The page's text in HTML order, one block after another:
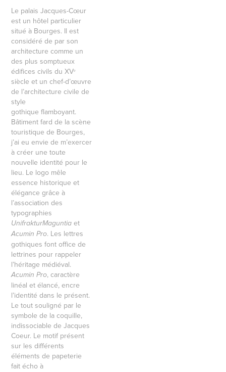
Le palais Jacques-Cœur
est un hôtel particulier
situé à Bourges. Il est
considéré de par son
architecture comme un
des plus somptueux
édifices civils du XVᵉ
siècle et un chef-d’œuvre
de l’architecture civile de
style
gothique flamboyant.
Bâtiment fard de la scène
touristique de Bourges,
j’ai eu envie de m’exercer
à créer une toute
nouvelle identité pour le
lieu. Le logo mêle
essence historique et
élégance grâce à
l’association des
typographies
UnifrakturMaguntia et
Acumin Pro. Les lettres
gothiques font office de
lettrines pour rappeler
l’héritage médiéval.
Acumin Pro, caractère
linéal et élancé, encre
l’identité dans le présent.
Le tout souligné par le
symbole de la coquille,
indissociable de Jacques
Coeur. Le motif présent
sur les différents
éléments de papeterie
fait écho à